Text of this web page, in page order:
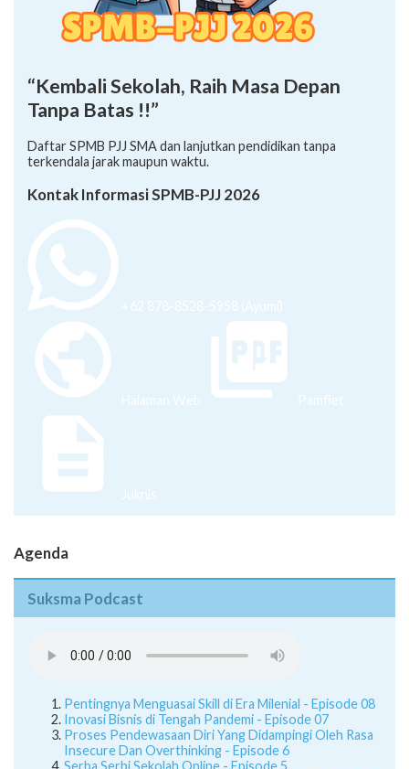
“Kembali Sekolah, Raih Masa Depan
Tanpa Batas !!”
Daftar SPMB PJJ SMA dan lanjutkan pendidikan tanpa
terkendala jarak maupun waktu.
Kontak Informasi SPMB-PJJ 2026
+62 878-8528-5958 (Ayumi)
Halaman Web Pamflet
Juknis
Agenda
Suksma Podcast
Pentingnya Menguasai Skill di Era Milenial - Episode 08
Inovasi Bisnis di Tengah Pandemi - Episode 07
Proses Pendewasaan Diri Yang Didampingi Oleh Rasa
Insecure Dan Overthinking - Episode 6
Serba Serbi Sekolah Online - Episode 5